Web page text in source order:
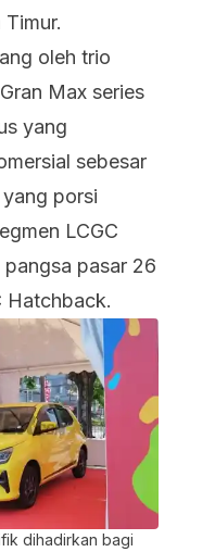
oleh trio
Max series
yang
sebesar
porsi
LCGC
pasar 26
Hatchback.
dihadirkan bagi